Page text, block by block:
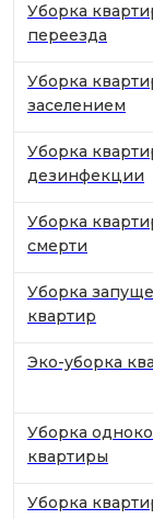
Уборка
переезда
Уборка
заселением
Уборка
дезинфекции
Уборка
смерти
Уборка
квартир
Эко-уборка
Уборка
квартиры
Уборка